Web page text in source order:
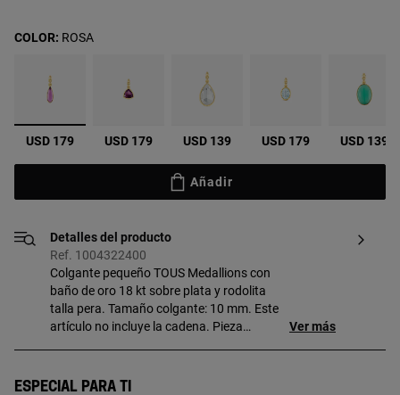
seleccionado
USD 179 USD 179 USD 139 USD 179 USD 139
COLOR: ROSA
Añadir
Detalles del producto
Ref. 1004322400
Colgante pequeño TOUS Medallions con
baño de oro 18 kt sobre plata y rodolita
talla pera. Tamaño colgante: 10 mm. Este
artículo no incluye la cadena. Pieza
espesor. Esta calidad garantiza una
Ver más
Especial para ti